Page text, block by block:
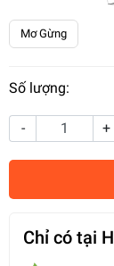
Mơ Gừng
Số lượng:
- +
Chỉ có tại